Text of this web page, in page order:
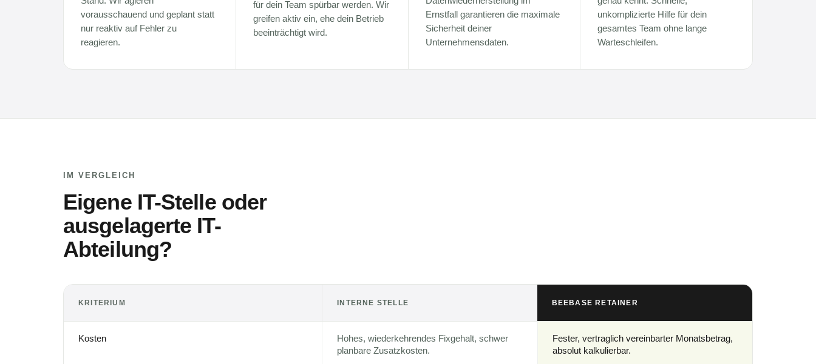
vorausschauend und geplant statt
nur reaktiv auf Fehler zu
reagieren.
für dein Team spürbar werden. Wir
greifen aktiv ein, ehe dein Betrieb
beeinträchtigt wird.
Ernstfall garantieren die maximale
Sicherheit deiner
Unternehmensdaten.
unkomplizierte Hilfe für dein
gesamtes Team ohne lange
Warteschleifen.
IM VERGLEICH
Eigene IT-Stelle oder
ausgelagerte IT-
Abteilung?
KRITERIUM INTERNE STELLE BEEBASE RETAINER
Kosten
Hohes, wiederkehrendes Fixgehalt, schwer
planbare Zusatzkosten.
Fester, vertraglich vereinbarter Monatsbetrag,
absolut kalkulierbar.